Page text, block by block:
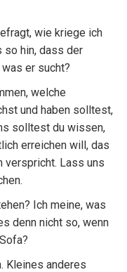
wie kriege ich
so hin, dass der
er sucht?
welche
und haben solltest,
solltest du wissen,
erreichen will, das
verspricht. Lass uns
Ich meine, was
denn nicht so, wenn
Kleines anderes